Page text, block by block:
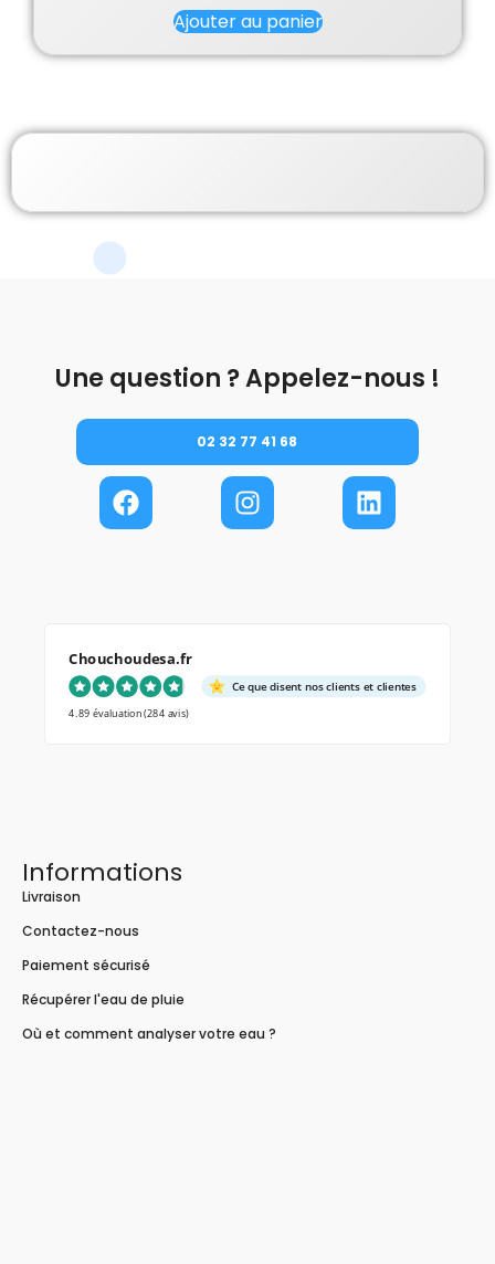
Ajouter au panier
Une question ? Appelez-nous !
02 32 77 41 68
Chouchoudesa.fr
Ce que disent nos clients et clientes
4.89 évaluation(284 avis)
Informations
Livraison
Contactez-nous
Paiement sécurisé
Récupérer l'eau de pluie
Où et comment analyser votre eau ?